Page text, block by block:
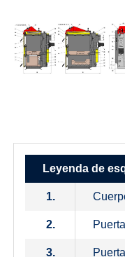
Leyenda de
1.
2.
3.